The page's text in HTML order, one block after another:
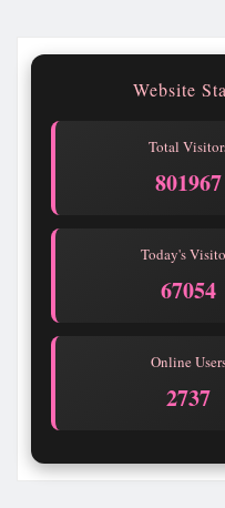
Website
Total
801967
Today's
67054
Online
2737